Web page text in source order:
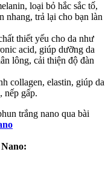
loại bỏ hắc sắc tố,
nhang, trả lại cho bạn làn
thiết yếu cho da như
acid, giúp dưỡng da
lông, cải thiện độ đàn
collagen, elastin, giúp da
nếp gấp.
trắng nano qua bài